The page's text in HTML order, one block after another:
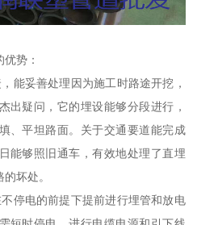
势：
能妥善处理因为施工时路途开挖，
出疑问，它的埋设能够分段进行，
、平坦路面。关于交通要道能完成
能够照旧通车，有效地处理了直埋
坏处。
不停电的前提下提前进行埋管和放电